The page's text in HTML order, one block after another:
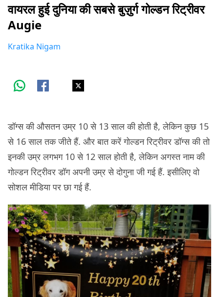
वायरल हुई दुनिया की सबसे बुज़ुर्ग गोल्डन रिट्रीवर
Augie
Kratika Nigam
डॉग्स की औसतन उम्र 10 से 13 साल की होती है, लेकिन कुछ 15
से 16 साल तक जीते हैं. और बात करें गोल्डन रिट्रीवर डॉग्स की तो
इनकी उम्र लगभग 10 से 12 साल होती है, लेकिन अगस्त नाम की
गोल्डन रिट्रीवर डॉग अपनी उम्र से दोगुना जी गई हैं. इसीलिए वो
सोशल मीडिया पर छा गई हैं.